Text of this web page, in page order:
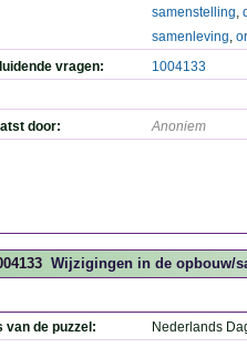
samenstelling,
samenleving,
vragen:
1004133
door: Anoniem
Wijzigingen in de opbouw/
van de puzzel: Nederlands